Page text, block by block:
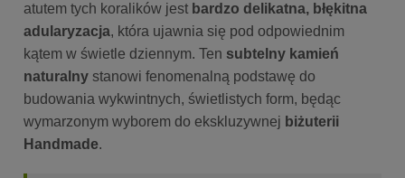
atutem tych koralików jest bardzo delikatna, błękitna
adularyzacja, która ujawnia się pod odpowiednim
kątem w świetle dziennym. Ten subtelny kamień
naturalny stanowi fenomenalną podstawę do
budowania wykwintnych, świetlistych form, będąc
wymarzonym wyborem do ekskluzywnej biżuterii
Handmade.